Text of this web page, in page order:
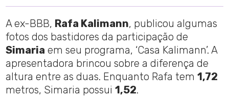
A ex-BBB, Rafa Kalimann, publicou algumas
fotos dos bastidores da participação de
Simaria em seu programa, ‘Casa Kalimann’. A
apresentadora brincou sobre a diferença de
altura entre as duas. Enquanto Rafa tem1,72
metros, Simaria possui1,52.